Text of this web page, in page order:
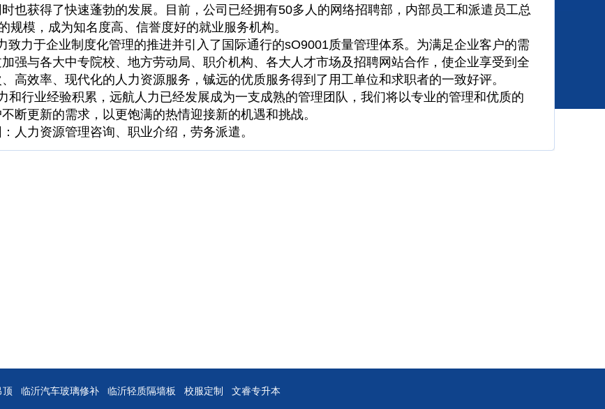
也获得了快速蓬勃的发展。目前，公司已经拥有50多人的网络招聘部，内部员工和派遣员工总
规模，成为知名度高、信誉度好的就业服务机构。
致力于企业制度化管理的推进并引入了国际通行的sO9001质量管理体系。为满足企业客户的需
强与各大中专院校、地方劳动局、职介机构、各大人才市场及招聘网站合作，使企业享受到全
高效率、现代化的人力资源服务 ，铖远的优质服务得到了用工单位和求职者的一致好评。
和行业经验积累，远航人力已经发展成为一支成熟的管理团队，我们将以专业的管理和优质的
断更新的需求，以更饱满的热情迎接新的机遇和挑战。
人力资源管理咨询、职业介绍，劳务派遣。
顶 临沂汽车玻璃修补 临沂轻质隔墙板 校服定制 文睿专升本